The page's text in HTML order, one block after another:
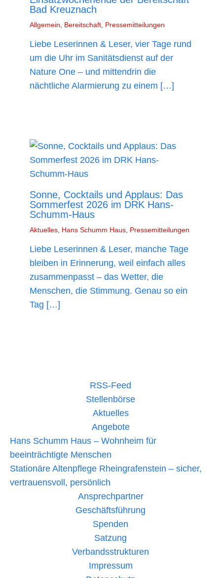
Bad Kreuznach
Allgemein Bereitschaft, Pressemitteilungen
Liebe Leserinnen & Leser, vier Tage rund
um die Uhr im Sanitätsdienst auf der
Nature One – und mittendrin die
nächtliche Alarmierung zu einem […]
Sonne, Cocktails und Applaus: Das
Sommerfest 2026 im DRK Hans-
Schumm-Haus
Aktuelles, Hans Schumm Haus, Pressemitteilungen
Liebe Leserinnen & Leser, manche Tage
bleiben in Erinnerung, weil einfach alles
zusammenpasst – das Wetter, die
Menschen, die Stimmung. Genau so ein
Tag […]
RSS-Feed
Stellenbörse
Aktuelles
Angebote
Hans Schumm Haus – Wohnheim für
beeinträchtigte Menschen
Stationäre Altenpflege Rheingrafenstein – sicher,
vertrauensvoll, persönlich
Ansprechpartner
Geschäftsführung
Spenden
Satzung
Verbandsstrukturen
Impressum